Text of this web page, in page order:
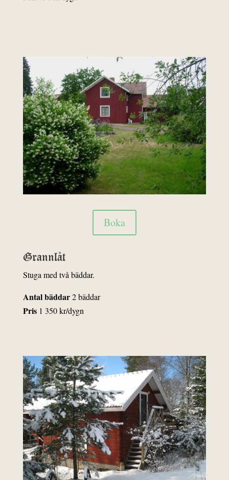
Boka
Grannlåt
Stuga med två bäddar.
Antal bäddar2 bäddar
Pris 1 350 kr/dygn